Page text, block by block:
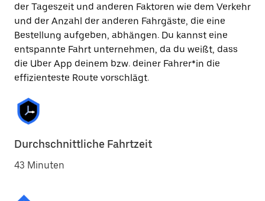
der Tageszeit und anderen Faktoren wie dem Verkehr
und der Anzahl der anderen Fahrgäste, die eine
Bestellung aufgeben, abhängen. Du kannst eine
entspannte Fahrt unternehmen, da du weißt, dass
die Uber App deinem bzw. deiner Fahrer*in die
effizienteste Route vorschlägt.
Durchschnittliche Fahrtzeit
43 Minuten